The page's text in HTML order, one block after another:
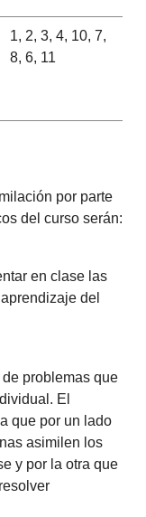
1, 2, 3, 4, 10, 7,
8, 6, 11
por parte
del curso serán:
en clase las
del
problemas que
El
que por un lado
asimilen los
y por la otra que